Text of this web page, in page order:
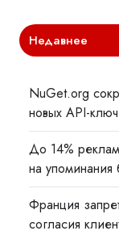
Недавнее
NuGet.org
новых API-
До 14%
на упоминания
Франция
согласия